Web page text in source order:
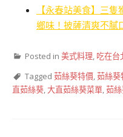
【永春站美食】三
鄉味！披薩清爽不膩
Posted in 美式料理, 吃在台
Tagged 茹絲葵特價,茹絲葵
直茹絲葵,大直茹絲葵菜單,茹